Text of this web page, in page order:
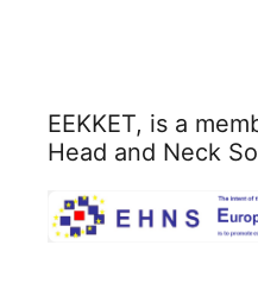
ΕΕΚΚΕΤ, is a
Head and Neck